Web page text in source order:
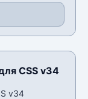
CSS v34
v34